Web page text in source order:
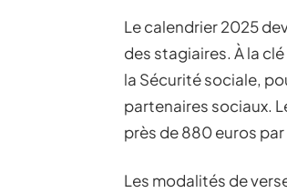
Le calendrier 2025
des stagiaires. À la
la Sécurité sociale,
partenaires sociaux.
près de 880 euros
Les modalités de